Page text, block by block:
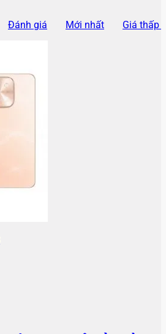
Đánh giá Mới nhất Giá thấp